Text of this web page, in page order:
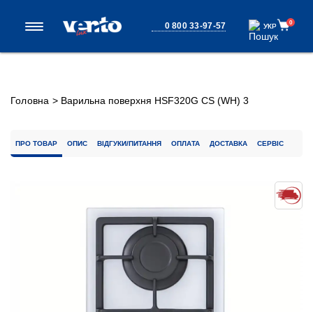
0 800 33-97-57 УКР
УКР 0
Головна > Варильна поверхня HSF320G CS (WH) 3
ПРО ТОВАР ОПИС ВІДГУКИ/ПИТАННЯ ОПЛАТА ДОСТАВКА СЕРВІС